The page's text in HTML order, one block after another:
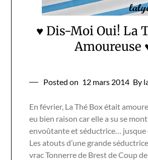
♥ Dis-Moi Oui! La
Amoureuse
Posted on 12 mars 2014 By
En février, La Thé Box était
eu bien raison car elle a su se
envoûtante et séductrice… jusque
Les atouts d’une grande
vrac Tonnerre de Brest de Coup